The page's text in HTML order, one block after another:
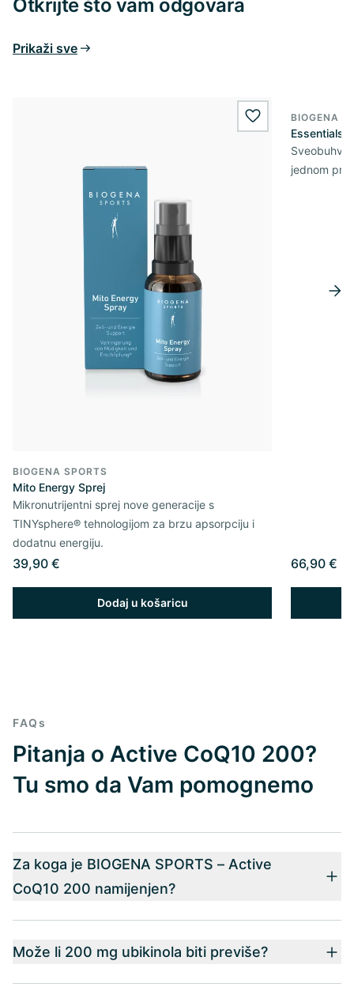
Otkrijte što vam odgovara
Prikaži sve
wishlist.add
BIOGENA SPORTS
Mito Energy Sprej
Mikronutrijentni sprej nove generacije s
TINYsphere® tehnologijom za brzu apsorpciju i
dodatnu energiju.
39,90 €
Dodaj u košaricu
BIOGENA
Essentials
jednom
66,90 €
FAQs
Pitanja o Active CoQ10 200?
Tu smo da Vam pomognemo
Za koga je BIOGENA SPORTS – Active
CoQ10 200 namijenjen?
Može li 200 mg ubikinola biti previše?